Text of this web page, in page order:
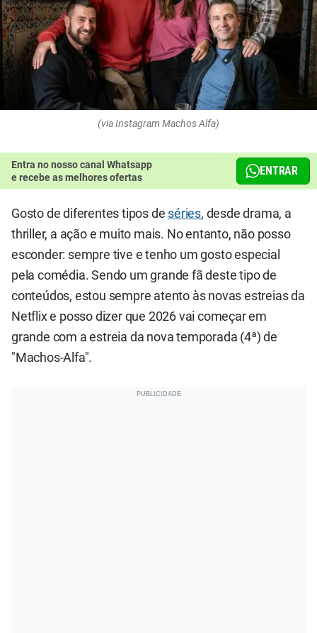
(via Instagram Machos Alfa)
Entra no nosso canal Whatsapp
e recebe as melhores ofertas
ENTRAR
Gosto de diferentes tipos de séries, desde drama, a
thriller, a ação e muito mais. No entanto, não posso
esconder: sempre tive e tenho um gosto especial
pela comédia. Sendo um grande fã deste tipo de
conteúdos, estou sempre atento às novas estreias da
Netflix e posso dizer que 2026 vai começar em
grande com a estreia da nova temporada (4ª) de
"Machos-Alfa".